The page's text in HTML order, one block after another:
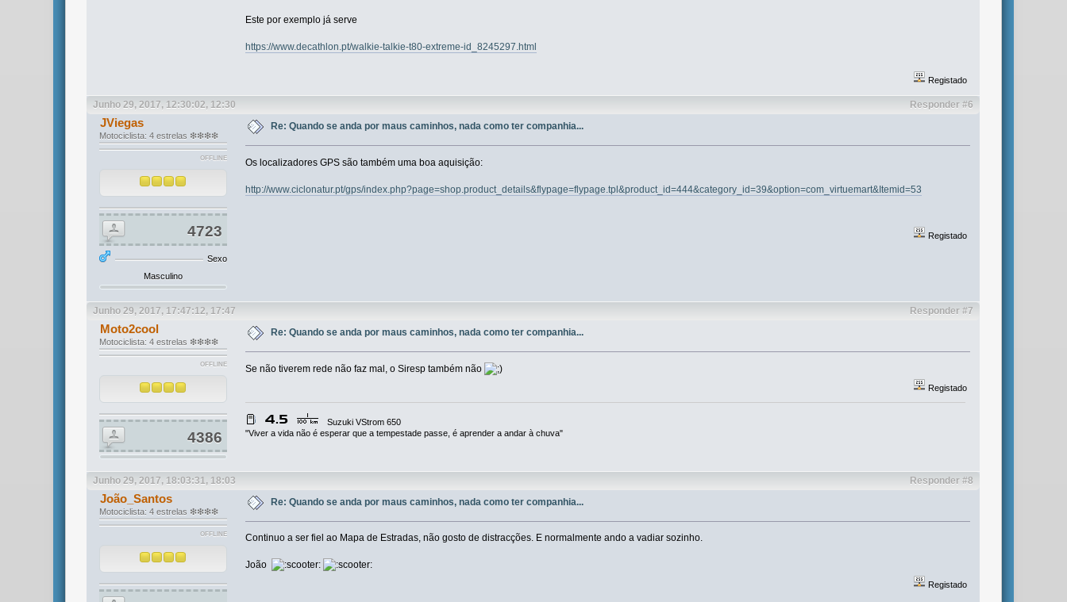
Este por exemplo já serve
https://www.decathlon.pt/walkie-talkie-t80-extreme-id_8245297.html
Registado
Junho 29, 2017, 12:30:02, 12:30 Responder #6
JViegas
Motociclista: 4 estrelas ❇❇❇❇
OFFLINE
4723
Sexo
Masculino
Re: Quando se anda por maus caminhos, nada como ter companhia...
Os localizadores GPS são também uma boa aquisição:
http://www.ciclonatur.pt/gps/index.php?page=shop.product_details&flypage=flypage.tpl&product_id=444&category_id=39&option=com_virtuemart&Itemid=53
Registado
Junho 29, 2017, 17:47:12, 17:47 Responder #7
Moto2cool
Motociclista: 4 estrelas ❇❇❇❇
OFFLINE
4386
Re: Quando se anda por maus caminhos, nada como ter companhia...
Se não tiverem rede não faz mal, o Siresp também não
Registado
Suzuki VStrom 650
"Viver a vida não é esperar que a tempestade passe, é aprender a andar à chuva"
Junho 29, 2017, 18:03:31, 18:03 Responder #8
João_Santos
Motociclista: 4 estrelas ❇❇❇❇
OFFLINE
Re: Quando se anda por maus caminhos, nada como ter companhia...
Continuo a ser fiel ao Mapa de Estradas, não gosto de distracções. E normalmente ando a vadiar sozinho.
João
Registado